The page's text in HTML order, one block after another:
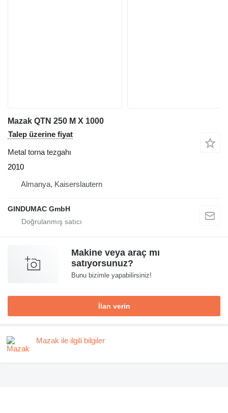
Mazak QTN 250 M X 1000
Talep üzerine fiyat
Metal torna tezgahı
2010
Almanya, Kaiserslautern
GINDUMAC GmbH
Makine veya araç mı
satıyorsunuz?
Bunu bizimle yapabilirsiniz!
İlan verin
Mazak ile ilgili bilgiler